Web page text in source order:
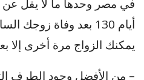
أيام 130 بعد وفاة زوجك
يمكنك الزواج مرة أخرى إلا
– من الأفضل وجود الطرف